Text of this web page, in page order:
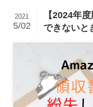
【2024年
できないと
2021
5/02